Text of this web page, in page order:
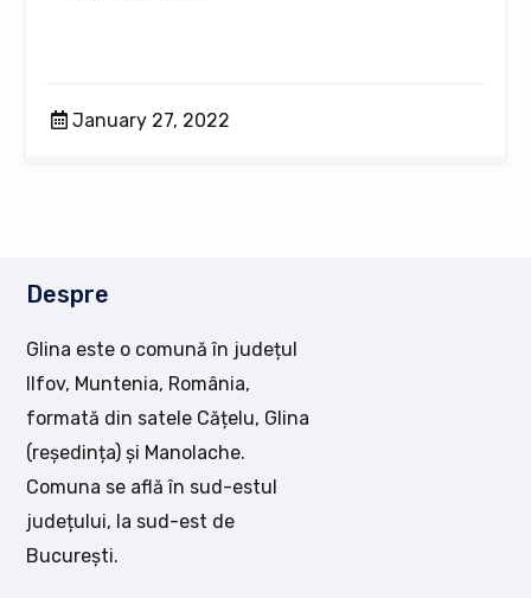
January 27, 2022
Despre
Glina este o comună în județul
Ilfov, Muntenia, România,
formată din satele Cățelu, Glina
(reședința) și Manolache.
Comuna se află în sud-estul
județului, la sud-est de
București.